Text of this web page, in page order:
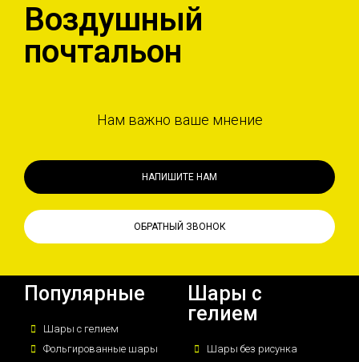
Воздушный
почтальон
Нам важно ваше мнение
НАПИШИТЕ НАМ
ОБРАТНЫЙ ЗВОНОК
Популярные
Шары с гелием
Фольгированные шары
Шары с
гелием
Шары без рисунка